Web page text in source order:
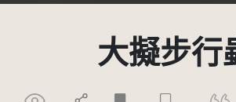
大擬步行